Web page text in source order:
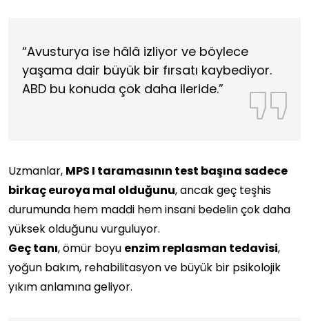
“Avusturya ise hâlâ izliyor ve böylece
yaşama dair büyük bir fırsatı kaybediyor.
ABD bu konuda çok daha ileride.”
Uzmanlar, MPS I taramasının test başına sadece
birkaç euroya mal olduğunu, ancak geç teşhis
durumunda hem maddi hem insani bedelin çok daha
yüksek olduğunu vurguluyor.
Geç tanı, ömür boyu enzim replasman tedavisi,
yoğun bakım, rehabilitasyon ve büyük bir psikolojik
yıkım anlamına geliyor.